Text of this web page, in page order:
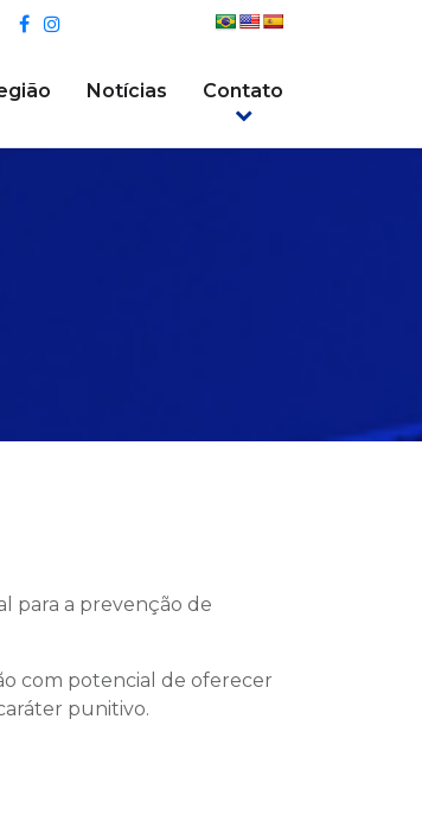
Notícias Contato
para a prevenção de
com potencial de oferecer
punitivo.